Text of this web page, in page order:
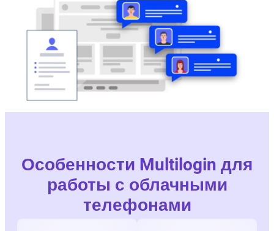
Особенности Multilogin для
работы с облачными
телефонами